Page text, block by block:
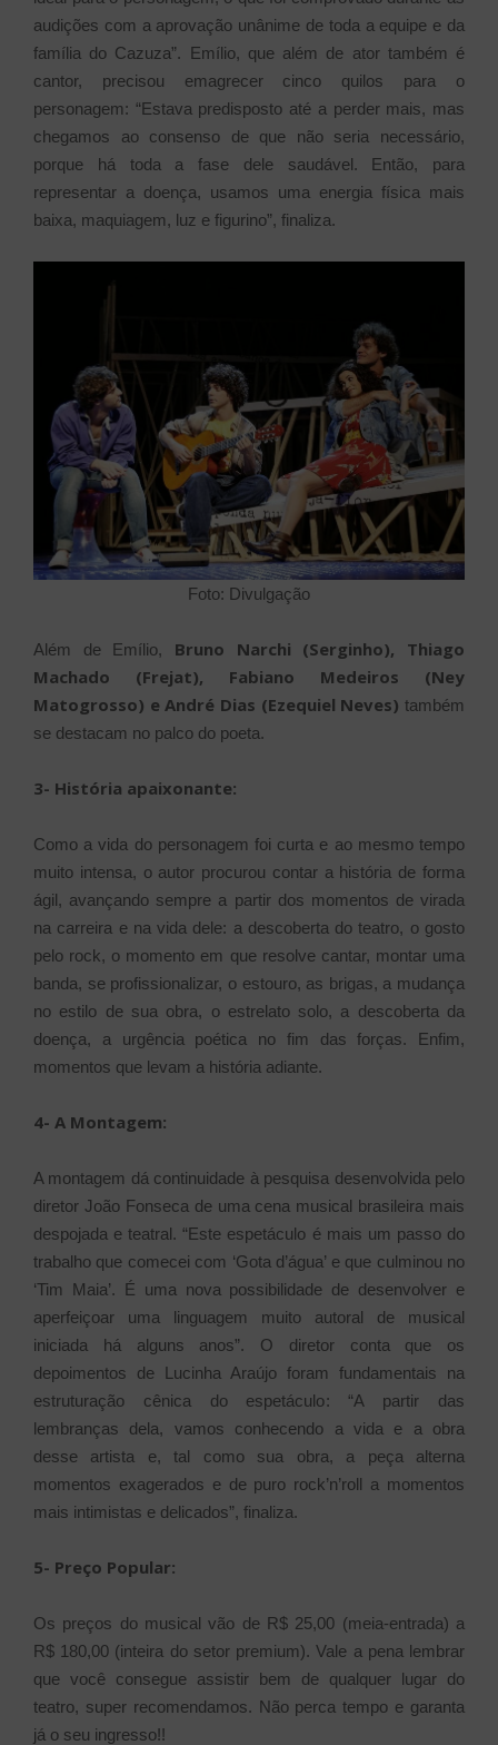
audições com a aprovação unânime de toda a equipe e da
família do Cazuza”. Emílio, que além de ator também é
cantor, precisou emagrecer cinco quilos para o
personagem: “Estava predisposto até a perder mais, mas
chegamos ao consenso de que não seria necessário,
porque há toda a fase dele saudável. Então, para
representar a doença, usamos uma energia física mais
baixa, maquiagem, luz e figurino”, finaliza.
Foto: Divulgação
Além de Emílio, Bruno Narchi (Serginho), Thiago
Machado (Frejat), Fabiano Medeiros (Ney
Matogrosso) e André Dias (Ezequiel Neves) também
se destacam no palco do poeta.
3- História apaixonante:
Como a vida do personagem foi curta e ao mesmo tempo
muito intensa, o autor procurou contar a história de forma
ágil, avançando sempre a partir dos momentos de virada
na carreira e na vida dele: a descoberta do teatro, o gosto
pelo rock, o momento em que resolve cantar, montar uma
banda, se profissionalizar, o estouro, as brigas, a mudança
no estilo de sua obra, o estrelato solo, a descoberta da
doença, a urgência poética no fim das forças. Enfim,
momentos que levam a história adiante.
4- A Montagem:
A montagem dá continuidade à pesquisa desenvolvida pelo
diretor João Fonseca de uma cena musical brasileira mais
despojada e teatral. “Este espetáculo é mais um passo do
trabalho que comecei com ‘Gota d’água’ e que culminou no
‘Tim Maia’. É uma nova possibilidade de desenvolver e
aperfeiçoar uma linguagem muito autoral de musical
iniciada há alguns anos”. O diretor conta que os
depoimentos de Lucinha Araújo foram fundamentais na
estruturação cênica do espetáculo: “A partir das
lembranças dela, vamos conhecendo a vida e a obra
desse artista e, tal como sua obra, a peça alterna
momentos exagerados e de puro rock’n’roll a momentos
mais intimistas e delicados”, finaliza.
5- Preço Popular:
Os preços do musical vão de R$ 25,00 (meia-entrada) a
R$ 180,00 (inteira do setor premium). Vale a pena lembrar
que você consegue assistir bem de qualquer lugar do
teatro, super recomendamos. Não perca tempo e garanta
já o seu ingresso!!